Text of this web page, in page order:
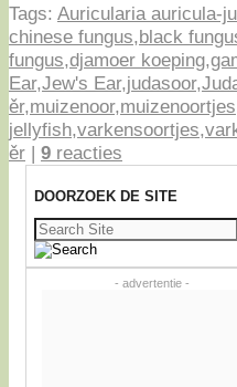
Tags: Auricularia auricula-
chinese fungus,black
fungus,djamoer koeping,
Ear,Jew's Ear,judasoor,
ěr,muizenoor,muizenoortjes
jellyfish,varkensoortjes,
ěr | 9 reacties
DOORZOEK DE SITE
Zoeken
naar:
- advertentie -